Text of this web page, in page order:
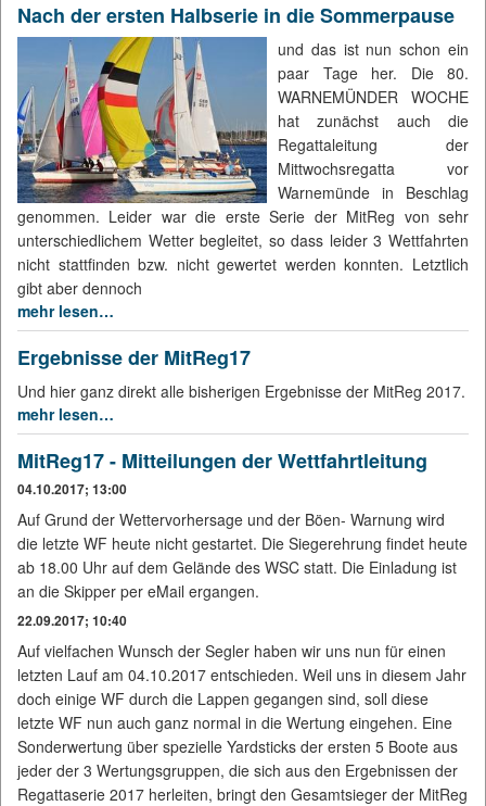
Nach der ersten Halbserie in die Sommerpause
und das ist nun schon ein
paar Tage her. Die 80.
WARNEMÜNDER WOCHE
hat zunächst auch die
Regattaleitung der
Mittwochsregatta vor
Warnemünde in Beschlag
genommen. Leider war die erste Serie der MitReg von sehr
unterschiedlichem Wetter begleitet, so dass leider 3 Wettfahrten
nicht stattfinden bzw. nicht gewertet werden konnten. Letztlich
gibt aber dennoch
mehr lesen…
Ergebnisse der MitReg17
Und hier ganz direkt alle bisherigen Ergebnisse der MitReg 2017.
mehr lesen…
MitReg17 - Mitteilungen der Wettfahrtleitung
04.10.2017; 13:00
Auf Grund der Wettervorhersage und der Böen- Warnung wird
die letzte WF heute nicht gestartet. Die Siegerehrung findet heute
ab 18.00 Uhr auf dem Gelände des WSC statt. Die Einladung ist
an die Skipper per eMail ergangen.
22.09.2017; 10:40
Auf vielfachen Wunsch der Segler haben wir uns nun für einen
letzten Lauf am 04.10.2017 entschieden. Weil uns in diesem Jahr
doch einige WF durch die Lappen gegangen sind, soll diese
letzte WF nun auch ganz normal in die Wertung eingehen. Eine
Sonderwertung über spezielle Yardsticks der ersten 5 Boote aus
jeder der 3 Wertungsgruppen, die sich aus den Ergebnissen der
Regattaserie 2017 herleiten, bringt den Gesamtsieger der MitReg